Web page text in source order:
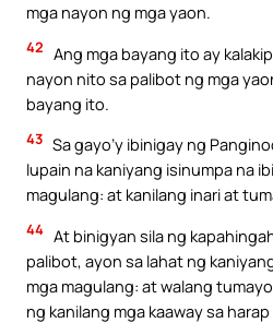
mga nayon ng mga yaon.
42 Ang mga bayang ito ay
nayon nito sa palibot ng mga
bayang ito.
43 Sa gayo’y ibinigay ng
lupain na kaniyang isinumpa na
magulang: at kanilang inari at
44 At binigyan sila ng
palibot, ayon sa lahat ng
mga magulang: at walang
ng kanilang mga kaaway sa